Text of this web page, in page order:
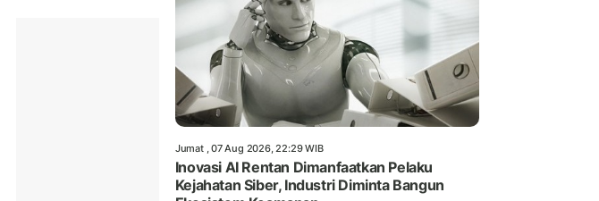
Jumat , 07 Aug 2026, 22:29 WIB
Inovasi AI Rentan Dimanfaatkan Pelaku
Kejahatan Siber, Industri Diminta Bangun